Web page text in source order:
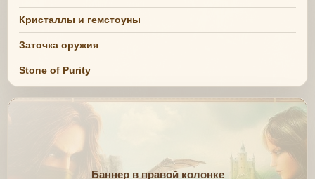
Кристаллы и гемстоуны
Заточка оружия
Stone of Purity
Баннер в правой колонке